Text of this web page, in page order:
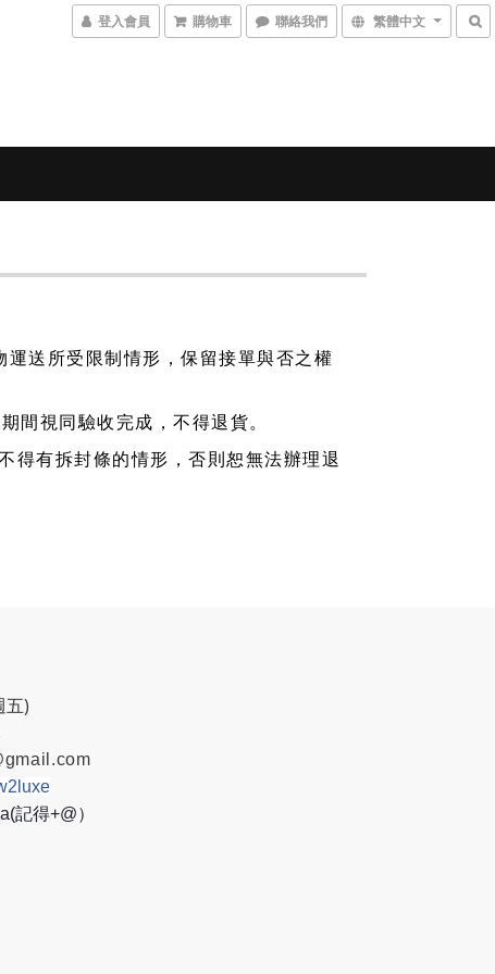
登入會員 購物車 聯絡我們 繁體中文
送所受限制情形，保留接單與否之權
間視同驗收完成，不得退貨。
得有拆封條的情形，否則恕無法辦理退
五)
記得+@）